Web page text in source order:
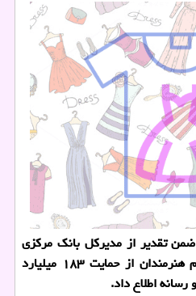
تقدیر از مدیركل بانك مركزی
برای مساعدت در پرداخت وام هنرمندان از حمایت ۱۸۳ میلیارد
اطلاع داد.